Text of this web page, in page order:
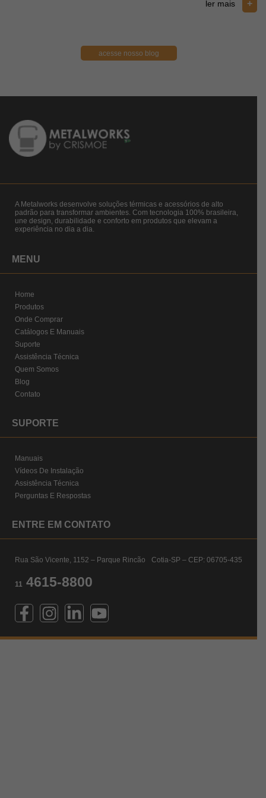
ler mais +
acesse nosso blog
A Metalworks desenvolve soluções térmicas e acessórios de alto
padrão para transformar ambientes. Com tecnologia 100% brasileira,
une design, durabilidade e conforto em produtos que elevam a
experiência no dia a dia.
MENU
Home
Produtos
Onde Comprar
Catálogos E Manuais
Suporte
Assistência Técnica
Quem Somos
Blog
Contato
SUPORTE
Manuais
Vídeos De Instalação
Assistência Técnica
Perguntas E Respostas
ENTRE EM CONTATO
Rua São Vicente, 1152 – Parque Rincão Cotia-SP – CEP: 06705-435
11 4615-8800